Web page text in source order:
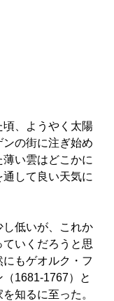
、ようやく太陽
の街に注ぎ始め
い雲はどこかに
して良い天気に
低いが、これか
いくだろうと思
もゲオルク・フ
1681-1767）と
知るに至った。